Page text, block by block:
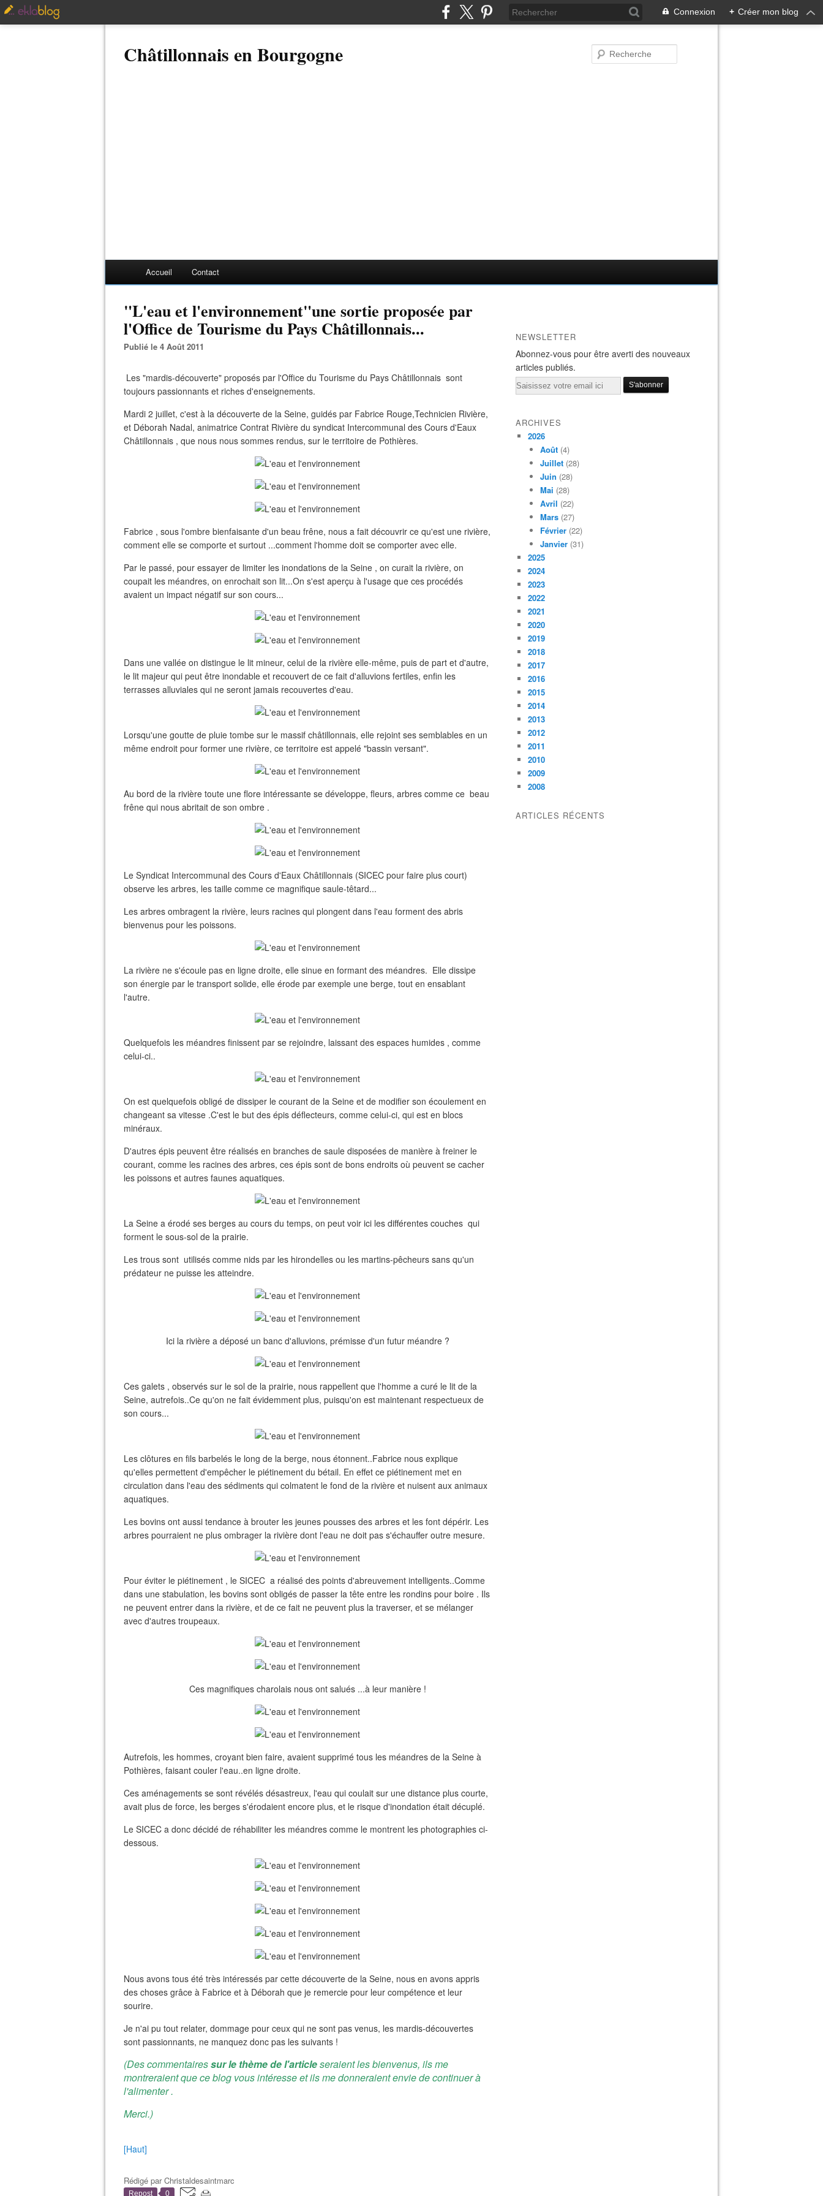
Connexion + Créer mon blog
Châtillonnais en Bourgogne
Accueil Contact
"L'eau et l'environnement"une sortie proposée par
l'Office de Tourisme du Pays Châtillonnais...
Publié le 4 Août 2011
Les "mardis-découverte" proposés par l'Office du Tourisme du Pays Châtillonnais sont
toujours passionnants et riches d'enseignements.
Mardi 2 juillet, c'est à la découverte de la Seine, guidés par Fabrice Rouge,Technicien Rivière,
et Déborah Nadal, animatrice Contrat Rivière du syndicat Intercommunal des Cours d'Eaux
Châtillonnais , que nous nous sommes rendus, sur le territoire de Pothières.
Fabrice , sous l'ombre bienfaisante d'un beau frêne, nous a fait découvrir ce qu'est une rivière,
comment elle se comporte et surtout ...comment l'homme doit se comporter avec elle.
Par le passé, pour essayer de limiter les inondations de la Seine , on curait la rivière, on
coupait les méandres, on enrochait son lit...On s'est aperçu à l'usage que ces procédés
avaient un impact négatif sur son cours...
Dans une vallée on distingue le lit mineur, celui de la rivière elle-même, puis de part et d'autre,
le lit majeur qui peut être inondable et recouvert de ce fait d'alluvions fertiles, enfin les
terrasses alluviales qui ne seront jamais recouvertes d'eau.
Lorsqu'une goutte de pluie tombe sur le massif châtillonnais, elle rejoint ses semblables en un
même endroit pour former une rivière, ce territoire est appelé "bassin versant".
Au bord de la rivière toute une flore intéressante se développe, fleurs, arbres comme ce beau
frêne qui nous abritait de son ombre .
Le Syndicat Intercommunal des Cours d'Eaux Châtillonnais (SICEC pour faire plus court)
observe les arbres, les taille comme ce magnifique saule-têtard...
Les arbres ombragent la rivière, leurs racines qui plongent dans l'eau forment des abris
bienvenus pour les poissons.
La rivière ne s'écoule pas en ligne droite, elle sinue en formant des méandres. Elle dissipe
son énergie par le transport solide, elle érode par exemple une berge, tout en ensablant
l'autre.
Quelquefois les méandres finissent par se rejoindre, laissant des espaces humides , comme
celui-ci..
On est quelquefois obligé de dissiper le courant de la Seine et de modifier son écoulement en
changeant sa vitesse .C'est le but des épis déflecteurs, comme celui-ci, qui est en blocs
minéraux.
D'autres épis peuvent être réalisés en branches de saule disposées de manière à freiner le
courant, comme les racines des arbres, ces épis sont de bons endroits où peuvent se cacher
les poissons et autres faunes aquatiques.
La Seine a érodé ses berges au cours du temps, on peut voir ici les différentes couches qui
forment le sous-sol de la prairie.
Les trous sont utilisés comme nids par les hirondelles ou les martins-pêcheurs sans qu'un
prédateur ne puisse les atteindre.
Ici la rivière a déposé un banc d'alluvions, prémisse d'un futur méandre ?
Ces galets , observés sur le sol de la prairie, nous rappellent que l'homme a curé le lit de la
Seine, autrefois..Ce qu'on ne fait évidemment plus, puisqu'on est maintenant respectueux de
son cours...
Les clôtures en fils barbelés le long de la berge, nous étonnent..Fabrice nous explique
qu'elles permettent d'empêcher le piétinement du bétail. En effet ce piétinement met en
circulation dans l'eau des sédiments qui colmatent le fond de la rivière et nuisent aux animaux
aquatiques.
Les bovins ont aussi tendance à brouter les jeunes pousses des arbres et les font dépérir. Les
arbres pourraient ne plus ombrager la rivière dont l'eau ne doit pas s'échauffer outre mesure.
Pour éviter le piétinement , le SICEC a réalisé des points d'abreuvement intelligents..Comme
dans une stabulation, les bovins sont obligés de passer la tête entre les rondins pour boire . Ils
ne peuvent entrer dans la rivière, et de ce fait ne peuvent plus la traverser, et se mélanger
avec d'autres troupeaux.
Ces magnifiques charolais nous ont salués ...à leur manière !
Autrefois, les hommes, croyant bien faire, avaient supprimé tous les méandres de la Seine à
Pothières, faisant couler l'eau..en ligne droite.
Ces aménagements se sont révélés désastreux, l'eau qui coulait sur une distance plus courte,
avait plus de force, les berges s'érodaient encore plus, et le risque d'inondation était décuplé.
Le SICEC a donc décidé de réhabiliter les méandres comme le montrent les photographies ci-
dessous.
Nous avons tous été très intéressés par cette découverte de la Seine, nous en avons appris
des choses grâce à Fabrice et à Déborah que je remercie pour leur compétence et leur
sourire.
Je n'ai pu tout relater, dommage pour ceux qui ne sont pas venus, les mardis-découvertes
sont passionnants, ne manquez donc pas les suivants !
(Des commentairessur le thème de l'articleseraient les bienvenus, ils me
montreraient que ce blog vous intéresse et ils me donneraient envie de continuer à
l'alimenter .
Merci.)
[Haut]
Rédigé parChristaldesaintmarc
Repost 0
NEWSLETTER
Abonnez-vous pour être averti des nouveaux
articles publiés.
Email
ARCHIVES
2026
Août (4)
Juillet (28)
Juin (28)
Mai (28)
Avril (22)
Mars (27)
Février (22)
Janvier (31)
2025
2024
2023
2022
2021
2020
2019
2018
2017
2016
2015
2014
2013
2012
2011
2010
2009
2008
ARTICLES RÉCENTS